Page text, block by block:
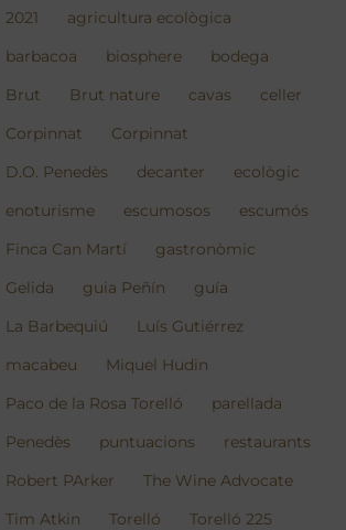
2021 agricultura ecològica
barbacoa biosphere bodega
Brut Brut nature cavas celler
Corpinnat Corpinnat
D.O. Penedès decanter ecològic
enoturisme escumosos escumós
Finca Can Martí gastronòmic
Gelida guia Peñín guía
La Barbequiú Luís Gutiérrez
macabeu Miquel Hudin
Paco de la Rosa Torelló parellada
Penedès puntuacions restaurants
Robert PArker The Wine Advocate
Tim Atkin Torelló Torelló 225